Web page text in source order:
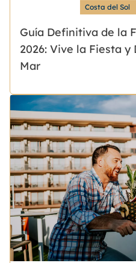
Costa del Sol
Guía Definitiva de la
2026: Vive la Fiesta y
Mar